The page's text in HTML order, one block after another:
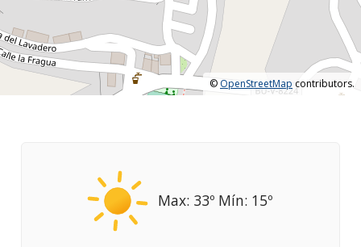
© OpenStreetMap contributors.
Max: 33º Mín: 15º